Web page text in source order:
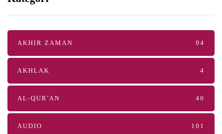
AKHIR ZAMAN 94
AKHLAK 4
AL-QUR'AN 40
AUDIO 101